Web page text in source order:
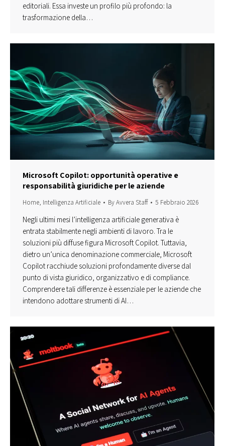
editoriali. Essa investe un profilo più profondo: la
trasformazione della…
Microsoft Copilot: opportunità operative e
responsabilità giuridiche per le aziende
Home, Intelligenza Artificiale ByAvvera Staff 5 Febbraio 2026
Negli ultimi mesi l’intelligenza artificiale generativa è
entrata stabilmente negli ambienti di lavoro. Tra le
soluzioni più diffuse figura Microsoft Copilot. Tuttavia,
dietro un’unica denominazione commerciale, Microsoft
Copilot racchiude soluzioni profondamente diverse dal
punto di vista giuridico, organizzativo e di compliance.
Comprendere tali differenze è essenziale per le aziende che
intendono adottare strumenti di AI…